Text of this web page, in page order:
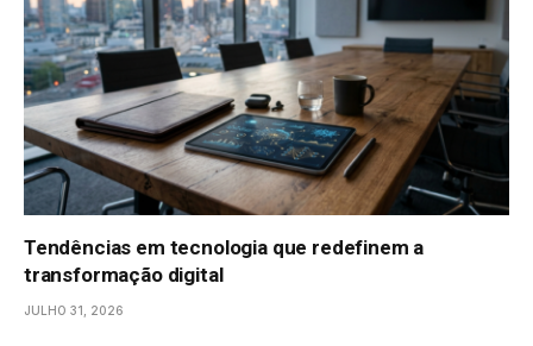
Tendências em tecnologia que redefinem a
transformação digital
JULHO 31, 2026